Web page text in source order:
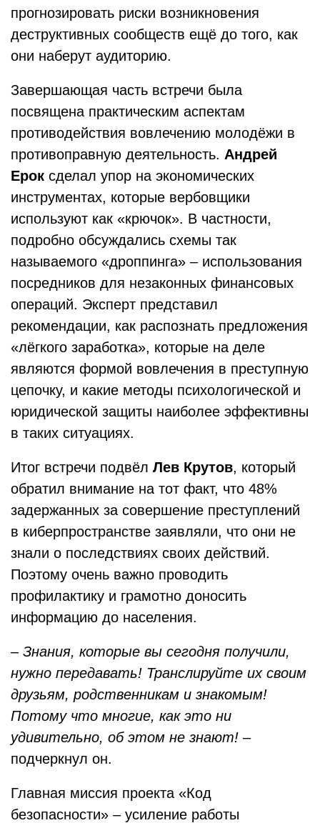
прогнозировать риски возникновения
деструктивных сообществ ещё до того, как
они наберут аудиторию.
Завершающая часть встречи была
посвящена практическим аспектам
противодействия вовлечению молодёжи в
противоправную деятельность. Андрей
Ерок сделал упор на экономических
инструментах, которые вербовщики
используют как «крючок». В частности,
подробно обсуждались схемы так
называемого «дроппинга» – использования
посредников для незаконных финансовых
операций. Эксперт представил
рекомендации, как распознать предложения
«лёгкого заработка», которые на деле
являются формой вовлечения в преступную
цепочку, и какие методы психологической и
юридической защиты наиболее эффективны
в таких ситуациях.
Итог встречи подвёл Лев Крутов, который
обратил внимание на тот факт, что 48%
задержанных за совершение преступлений
в киберпространстве заявляли, что они не
знали о последствиях своих действий.
Поэтому очень важно проводить
профилактику и грамотно доносить
информацию до населения.
– Знания, которые вы сегодня получили,
нужно передавать! Транслируйте их своим
друзьям, родственникам и знакомым!
Потому что многие, как это ни
удивительно, об этом не знают! –
подчеркнул он.
Главная миссия проекта «Код
безопасности» – усиление работы